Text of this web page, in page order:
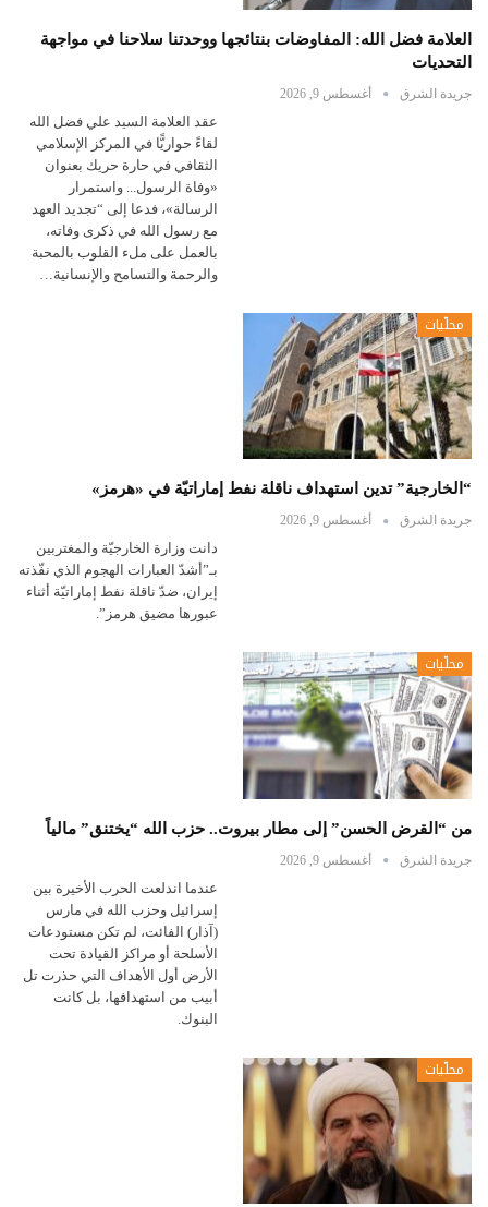
العلامة فضل الله: المفاوضات بنتائجها ووحدتنا سلاحنا في مواجهة
التحديات
جريدة الشرق أغسطس 9, 2026
عقد العلامة السيد علي فضل الله
لقاءً حواريًّا في المركز الإسلامي
الثقافي في حارة حريك بعنوان
«وفاة الرسول... واستمرار
الرسالة»، فدعا إلى “تجديد العهد
مع رسول الله في ذكرى وفاته،
بالعمل على ملء القلوب بالمحبة
والرحمة والتسامح والإنسانية…
محلّيات
“الخارجية” تدين استهداف ناقلة نفط إماراتيّة في «هرمز»
جريدة الشرق أغسطس 9, 2026
دانت وزارة الخارجيّة والمغتربين
بـ”أشدّ العبارات الهجوم الذي نفّذته
إيران، ضدّ ناقلة نفط إماراتيّة أثناء
عبورها مضيق هرمز”.
محلّيات
من “القرض الحسن” إلى مطار بيروت.. حزب الله “يختنق” مالياً
جريدة الشرق أغسطس 9, 2026
عندما اندلعت الحرب الأخيرة بين
إسرائيل وحزب الله في مارس
(آذار) الفائت، لم تكن مستودعات
الأسلحة أو مراكز القيادة تحت
الأرض أول الأهداف التي حذرت تل
أبيب من استهدافها، بل كانت
البنوك.
محلّيات